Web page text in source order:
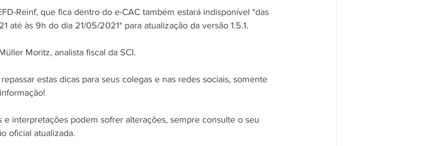
Reinf, que fica dentro do e-CAC também estará indisponível *das
até às 9h do dia 21/05/2021* para atualização da versão 1.5.1.
Moritz, analista fiscal da SCI.
estas dicas para seus colegas e nas redes sociais, somente
e interpretações podem sofrer alterações, sempre consulte o seu
oficial atualizada.